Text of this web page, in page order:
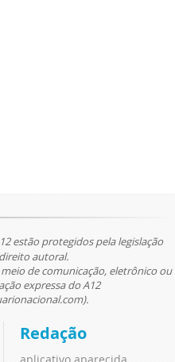
estão protegidos pela legislação
autoral.
de comunicação, eletrônico ou
expressa do A12
Redação
aplicativo aparecida